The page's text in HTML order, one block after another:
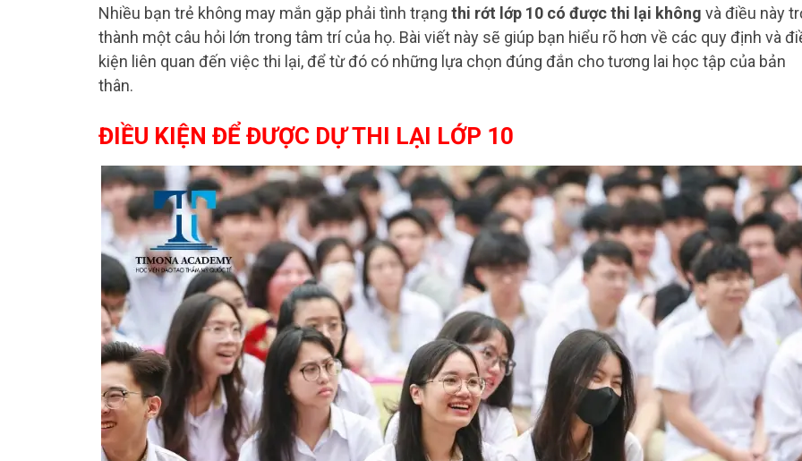
Nhiều bạn trẻ không may mắn gặp phải tình trạng thi rớt lớp 10 có được thi lại không và điều này
thành một câu hỏi lớn trong tâm trí của họ. Bài viết này sẽ giúp bạn hiểu rõ hơn về các quy định và
kiện liên quan đến việc thi lại, để từ đó có những lựa chọn đúng đắn cho tương lai học tập của bản
thân.
ĐIỀU KIỆN ĐỂ ĐƯỢC DỰ THI LẠI LỚP 10